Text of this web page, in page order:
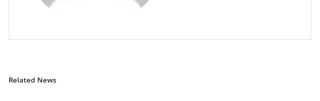
Related News